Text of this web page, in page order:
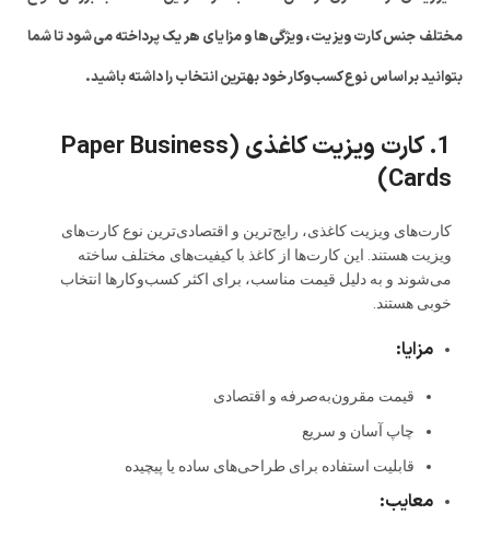
مختلف جنس کارت ویزیت، ویژگی‌ها و مزایای هر یک پرداخته می‌شود تا شما
بتوانید بر اساس نوع کسب‌وکار خود بهترین انتخاب را داشته باشید.
1. کارت ویزیت کاغذی (Paper Business
Cards)
کارت‌های ویزیت کاغذی، رایج‌ترین و اقتصادی‌ترین نوع کارت‌های
ویزیت هستند. این کارت‌ها از کاغذ با کیفیت‌های مختلف ساخته
می‌شوند و به دلیل قیمت مناسب، برای اکثر کسب‌وکارها انتخاب
خوبی هستند.
مزایا:
قیمت مقرون‌به‌صرفه و اقتصادی
چاپ آسان و سریع
قابلیت استفاده برای طراحی‌های ساده یا پیچیده
معایب: